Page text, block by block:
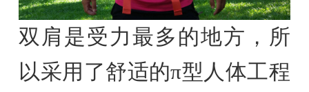
双肩是受力最多的地方，所
以采用了舒适的π型人体工程